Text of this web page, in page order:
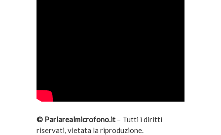
© Parlarealmicrofono.it– Tutti i diritti
riservati, vietata la riproduzione.